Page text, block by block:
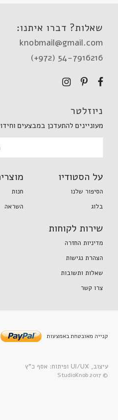
שאלות? דברו איתנו:
knobmail@gmail.com
(+972) 54-7916216
ניוזלטר
מעוניינים להתעדכן במבצעים
על הסטודיו
הסיפור שלנו
בלוג
חנות
השראה
שירות לקוחות
מדיניות החזרה
הצהרת נגישות
שאלות ותשובות
צרו קשר
קנייה מאובטחת באמצעות
עיצוב, UI/UX ופיתוח: אסף כ”ץ
© 2017 StudioKnob